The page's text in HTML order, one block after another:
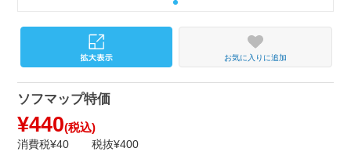
お気に入りに追加
ソフマップ特価
¥440(税込)
消費税¥40 税抜¥400